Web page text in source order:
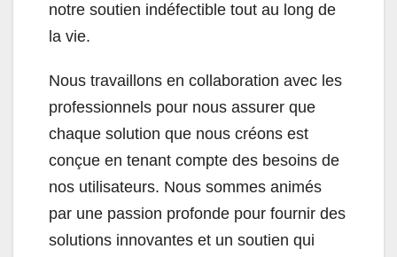
notre soutien indéfectible tout au long de
la vie.
Nous travaillons en collaboration avec les
professionnels pour nous assurer que
chaque solution que nous créons est
conçue en tenant compte des besoins de
nos utilisateurs. Nous sommes animés
par une passion profonde pour fournir des
solutions innovantes et un soutien qui